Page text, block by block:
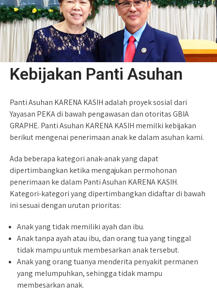
Kebijakan Panti Asuhan
Panti Asuhan KARENA KASIH adalah proyek sosial dari
Yayasan PEKA di bawah pengawasan dan otoritas GBIA
GRAPHE. Panti Asuhan KARENA KASIH memilki kebijakan
berikut mengenai penerimaan anak ke dalam asuhan kami.
Ada beberapa kategori anak-anak yang dapat
dipertimbangkan ketika mengajukan permohonan
penerimaan ke dalam Panti Asuhan KARENA KASIH.
Kategori-kategori yang dipertimbangkan didaftar di bawah
ini sesuai dengan urutan prioritas:
Anak yang tidak memiliki ayah dan ibu.
Anak tanpa ayah atau ibu, dan orang tua yang tinggal
tidak mampu untuk membesarkan anak tersebut.
Anak yang orang tuanya menderita penyakit permanen
yang melumpuhkan, sehingga tidak mampu
membesarkan anak.